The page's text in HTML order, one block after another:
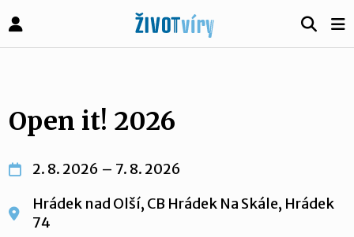
Open it! 2026
2. 8. 2026 – 7. 8. 2026
Hrádek nad Olší, CB Hrádek Na Skále, Hrádek
74